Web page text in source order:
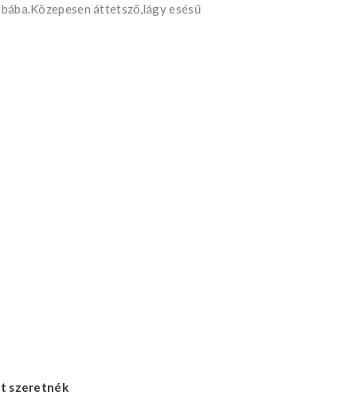
áttetsző,lágy esésű
szeretnék